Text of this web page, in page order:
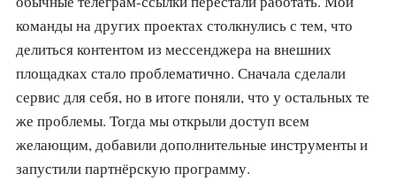
команды на других проектах столкнулись с тем, что
делиться контентом из мессенджера на внешних
площадках стало проблематично. Сначала сделали
сервис для себя, но в итоге поняли, что у остальных те
же проблемы. Тогда мы открыли доступ всем
желающим, добавили дополнительные инструменты и
запустили партнёрскую программу.